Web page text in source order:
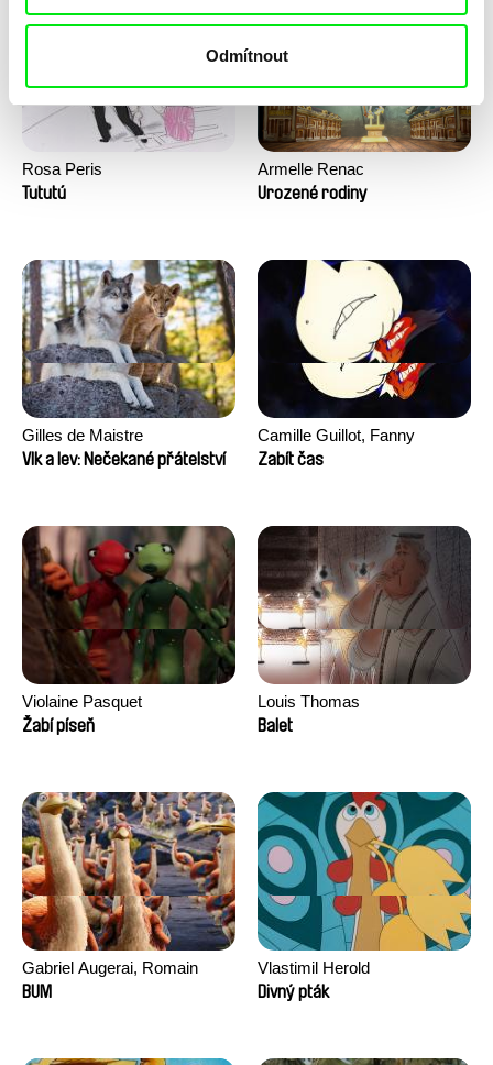
Odmítnout
Rosa Peris
Tututú
Armelle Renac
Urozené rodiny
Gilles de Maistre
Vlk a lev: Nečekané přátelství
Camille Guillot, Fanny
Hagdahl Sörebo, Aleksandra
Valentine Zhang
Zabít čas
Violaine Pasquet
Žabí píseň
Louis Thomas
Balet
Gabriel Augerai, Romain
Augier, Laurie Pereira De
BUM
Vlastimil Herold
Divný pták